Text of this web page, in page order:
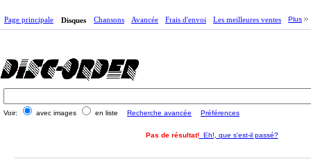
Page principale Disques Chansons Avancée Frais d'envoi Les meilleures ventes Plus
Voir: avec images en liste Recherche avancée Préférences
Pas de résultat!Eh!, que s'est-il passé?